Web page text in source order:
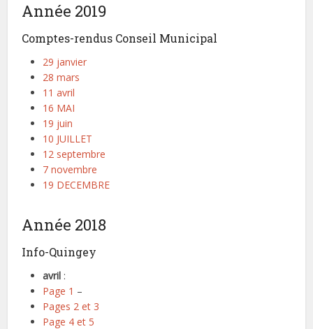
Année 2019
Comptes-rendus Conseil Municipal
29 janvier
28 mars
11 avril
16 MAI
19 juin
10 JUILLET
12 septembre
7 novembre
19 DECEMBRE
Année 2018
Info-Quingey
avril :
Page 1 –
Pages 2 et 3
Page 4 et 5